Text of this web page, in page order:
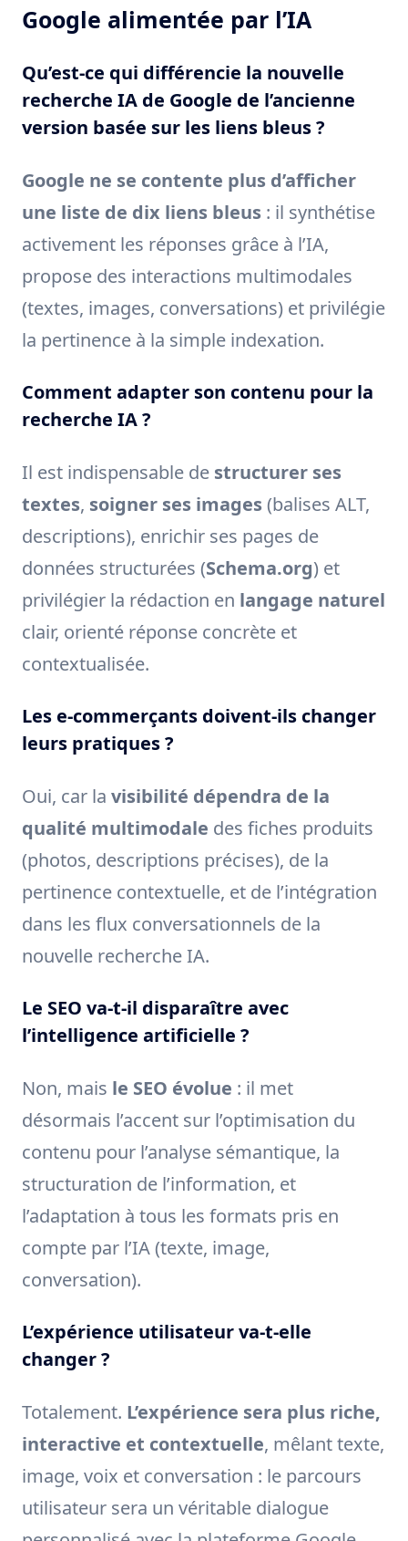
Google alimentée par l’IA
Qu’est-ce qui différencie la nouvelle
recherche IA de Google de l’ancienne
version basée sur les liens bleus ?
Google ne se contente plus d’afficher
une liste de dix liens bleus : il synthétise
activement les réponses grâce à l’IA,
propose des interactions multimodales
(textes, images, conversations) et privilégie
la pertinence à la simple indexation.
Comment adapter son contenu pour la
recherche IA ?
Il est indispensable de structurer ses
textes, soigner ses images (balises ALT,
descriptions), enrichir ses pages de
données structurées (Schema.org) et
privilégier la rédaction en langage naturel
clair, orienté réponse concrète et
contextualisée.
Les e-commerçants doivent-ils changer
leurs pratiques ?
Oui, car la visibilité dépendra de la
qualité multimodale des fiches produits
(photos, descriptions précises), de la
pertinence contextuelle, et de l’intégration
dans les flux conversationnels de la
nouvelle recherche IA.
Le SEO va-t-il disparaître avec
l’intelligence artificielle ?
Non, mais le SEO évolue : il met
désormais l’accent sur l’optimisation du
contenu pour l’analyse sémantique, la
structuration de l’information, et
l’adaptation à tous les formats pris en
compte par l’IA (texte, image,
conversation).
L’expérience utilisateur va-t-elle
changer ?
Totalement. L’expérience sera plus riche,
interactive et contextuelle, mêlant texte,
image, voix et conversation : le parcours
utilisateur sera un véritable dialogue